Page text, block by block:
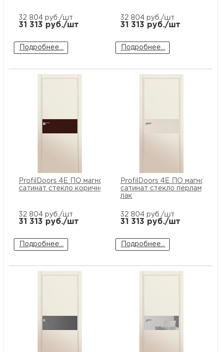
32 804 руб./шт
31 313 руб./шт
Подробнее...
32 804 руб./шт
31 313 руб./шт
Подробнее...
ProfilDoors 4E ПО магнолия
сатинат стекло коричневый лак
32 804 руб./шт
31 313 руб./шт
Подробнее...
ProfilDoors 4E ПО магнолия
сатинат стекло
лак
32 804 руб./шт
31 313 руб./шт
Подробнее...